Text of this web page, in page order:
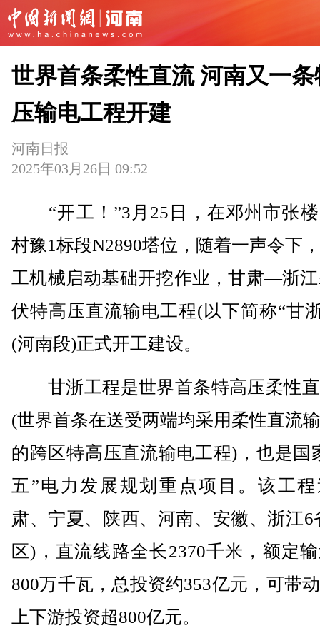
世界首条柔性直流 河南又一条
压输电工程开建
河南日报
2025年03月26日 09:52
“开工！”3月25日，在邓州市张楼
村豫1标段N2890塔位，随着一声令下
工机械启动基础开挖作业，甘肃—浙江
伏特高压直流输电工程(以下简称“甘
(河南段)正式开工建设。
甘浙工程是世界首条特高压柔性
(世界首条在送受两端均采用柔性直流
的跨区特高压直流输电工程)，也是国
五”电力发展规划重点项目。该工
肃、宁夏、陕西、河南、安徽、浙江6
区)，直流线路全长2370千米，额定
800万千瓦，总投资约353亿元，可带
上下游投资超800亿元。